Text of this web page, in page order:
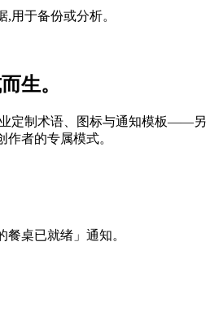
,用于备份或分析。
生。
定制术语、图标与通知模板——另
者的专属模式。
桌已就绪」通知。